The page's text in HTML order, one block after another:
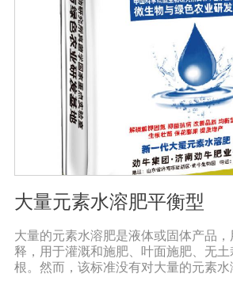
眼、荔枝、柑橘、青梅等瓜菜类：土豆
姜、大蒜、西瓜、甜瓜、冬瓜、辣椒、
瓜、地瓜、西葫芦、麻山药等
大量元素水溶肥平衡型
大量的元素水溶肥是液体或固体产品
释，用于灌溉和施肥、叶面施肥、无
根。然而，该标准没有对大量的元素